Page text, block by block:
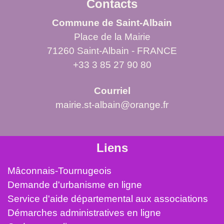
Contacts
Commune de Saint-Albain
Place de la Mairie
71260 Saint-Albain - FRANCE
+33 3 85 27 90 80
Courriel
mairie.st-albain@orange.fr
Liens
Mâconnais-Tournugeois
Demande d'urbanisme en ligne
Service d'aide départemental aux associations
Démarches administratives en ligne